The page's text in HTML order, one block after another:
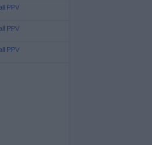
PPV
PPV
PPV